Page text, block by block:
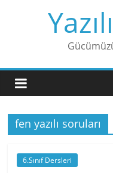
fen yazılı soruları
6.Sınıf Dersleri